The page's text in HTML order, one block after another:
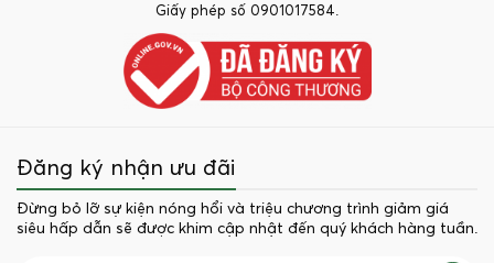
Giấy phép số 0901017584.
Đăng ký nhận ưu đãi
Đừng bỏ lỡ sự kiện nóng hổi và triệu chương trình giảm giá
siêu hấp dẫn sẽ được khim cập nhật đến quý khách hàng tuần.